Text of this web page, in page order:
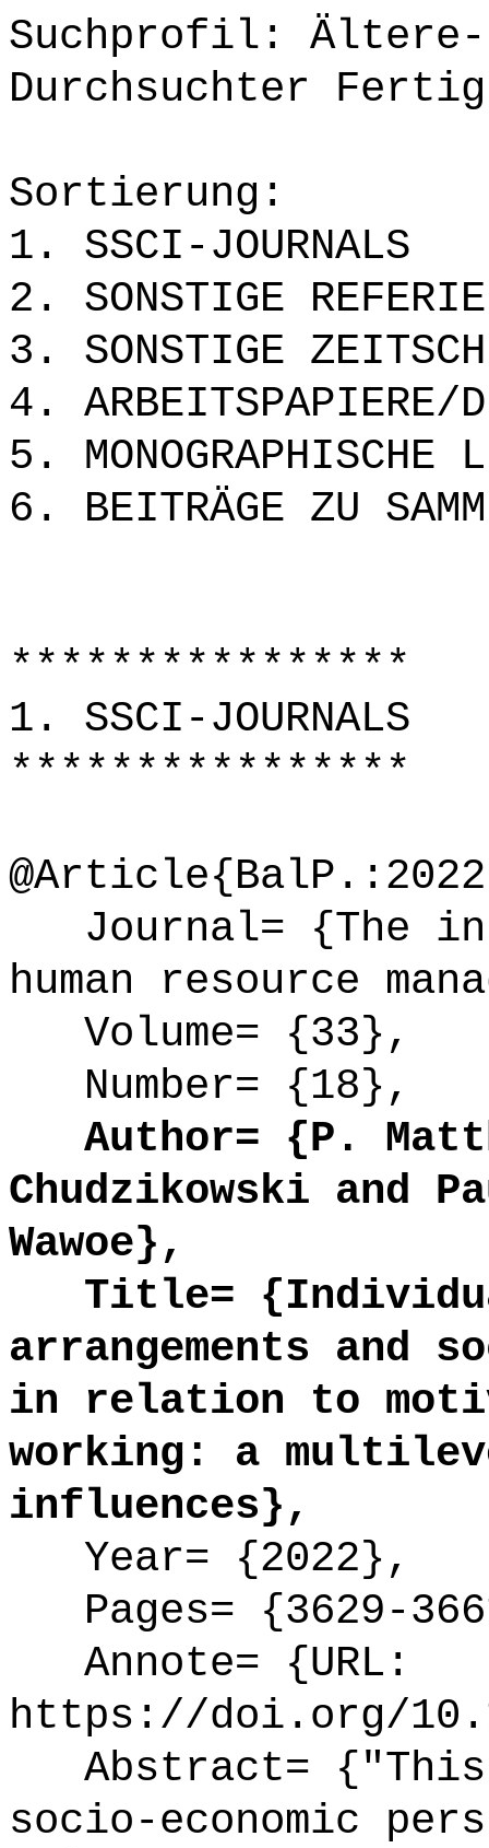
Suchprofil: Ältere-
Durchsuchter
Sortierung:
1. SSCI-JOURNALS
2. SONSTIGE
3. SONSTIGE
4. ARBEITSPAPIERE/
5. MONOGRAPHISCHE
6. BEITRÄGE ZU
****************
1. SSCI-JOURNALS
****************
Journal= {The
human resource
Volume= {33},
Number= {18},
Author= {P.
Chudzikowski and
Wawoe},
Title=
arrangements and
in relation to
working: a
influences},
Year= {2022},
Pages= {3629-
Annote= {URL:
https://doi.org/
Abstract= {"This
socio-economic